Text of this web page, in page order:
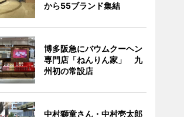
から55ブランド集結
博多阪急にバウムクーヘン
専門店「ねんりん家」 九
州初の常設店
中村獅童さん・中村壱太郎